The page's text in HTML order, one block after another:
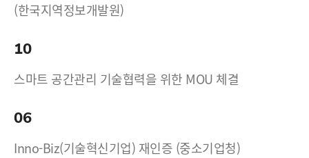
(한국지역정보개발원)
10
스마트 공간관리 기술협력을 위한 MOU 체결
06
Inno-Biz(기술혁신기업) 재인증 (중소기업청)